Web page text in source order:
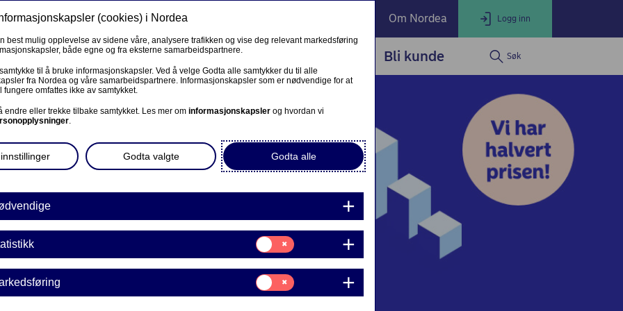
Privat Om Nordea Logg inn
LOGG INN
Nordea Business
Nordea Corporate
Endre eller fullfør private lånesøknader
BEDRIFT
Corporate Netbank
AutoFX Hedging
Bedriftens dokumenter
Våre sider -kundeinformasjon
VPS Investortjenester
VPS Foretakstjenester
Våre produkter Fagforbund Bli kunde Søk
vei til
som ikke
(cookies) i Nordea
best mulig opplevelse av sidene våre, analysere trafikken og vise deg relevant markedsføring
både egne og fra eksterne samarbeidspartnere.
til å bruke informasjonskapsler. Ved å velge Godta alle samtykker du til alle
fra Nordea og våre samarbeidspartnere. Informasjonskapsler som er nødvendige for at
fungere omfattes ikke av samtykket.
endre eller trekke tilbake samtykket. Les mer om informasjonskapsler og hvordan vi
.
Godta alle
Godta valgte
Samtykke
til:
Statistikk
Samtykke
til:
Markedsføring